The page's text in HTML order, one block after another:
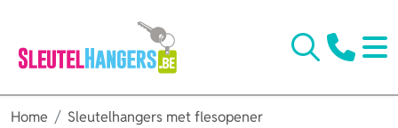
Home
Sleutelhangers met flesopener